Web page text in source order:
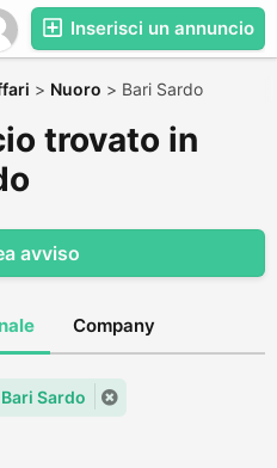
Inserisci un annuncio
> Nuoro > Bari Sardo
trovato in
avviso
Company
Sardo